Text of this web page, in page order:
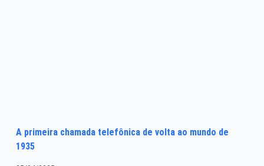
A primeira chamada telefônica de volta ao mundo de
1935